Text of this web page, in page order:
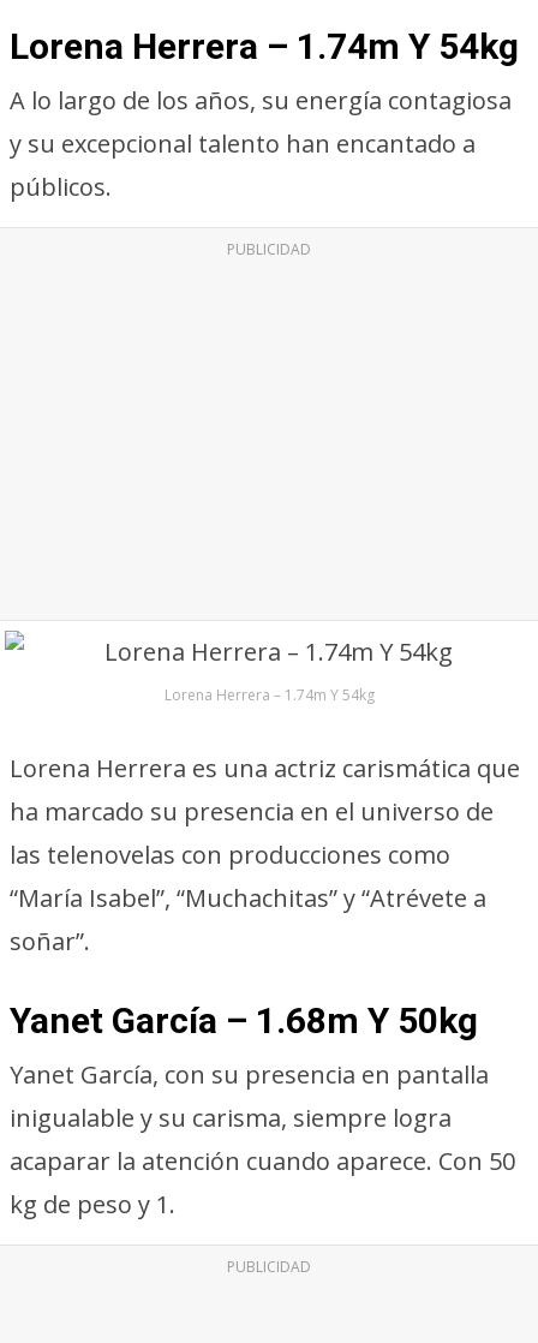
Lorena Herrera – 1.74m Y 54kg
A lo largo de los años, su energía contagiosa
y su excepcional talento han encantado a
públicos.
PUBLICIDAD
Lorena Herrera – 1.74m Y 54kg
Lorena Herrera es una actriz carismática que
ha marcado su presencia en el universo de
las telenovelas con producciones como
“María Isabel”, “Muchachitas” y “Atrévete a
soñar”.
Yanet García – 1.68m Y 50kg
Yanet García, con su presencia en pantalla
inigualable y su carisma, siempre logra
acaparar la atención cuando aparece. Con 50
kg de peso y 1.
PUBLICIDAD